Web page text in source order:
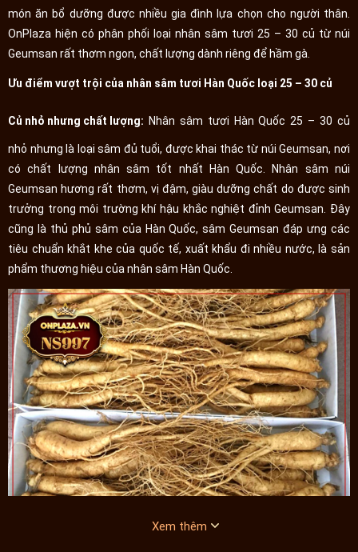
món ăn bổ dưỡng được nhiều gia đình lựa chọn cho người thân.
OnPlaza hiện có phân phối loại nhân sâm tươi 25 – 30 củ từ núi
Geumsan rất thơm ngon, chất lượng dành riêng để hầm gà.
Ưu điểm vượt trội của nhân sâm tươi Hàn Quốc loại 25 – 30 củ
Củ nhỏ nhưng chất lượng: Nhân sâm tươi Hàn Quốc 25 – 30 củ
nhỏ nhưng là loại sâm đủ tuổi, được khai thác từ núi Geumsan, nơi
có chất lượng nhân sâm tốt nhất Hàn Quốc. Nhân sâm núi
Geumsan hương rất thơm, vị đậm, giàu dưỡng chất do được sinh
trưởng trong môi trường khí hậu khắc nghiệt đỉnh Geumsan. Đây
cũng là thủ phủ sâm của Hàn Quốc, sâm Geumsan đáp ưng các
tiêu chuẩn khắt khe của quốc tế, xuất khẩu đi nhiều nước, là sản
phẩm thương hiệu của nhân sâm Hàn Quốc.
Xem thêm